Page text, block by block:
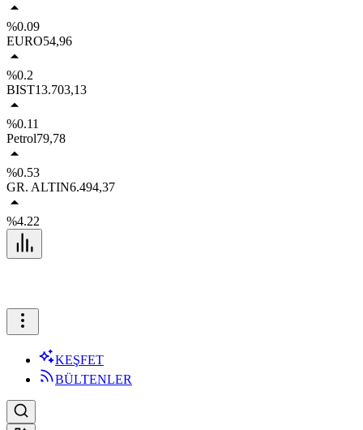
%0.09
EURO54,96
%0.2
BIST13.703,13
%0.11
Petrol79,78
%0.53
GR. ALTIN6.494,37
%4.22
KEŞFET
BÜLTENLER